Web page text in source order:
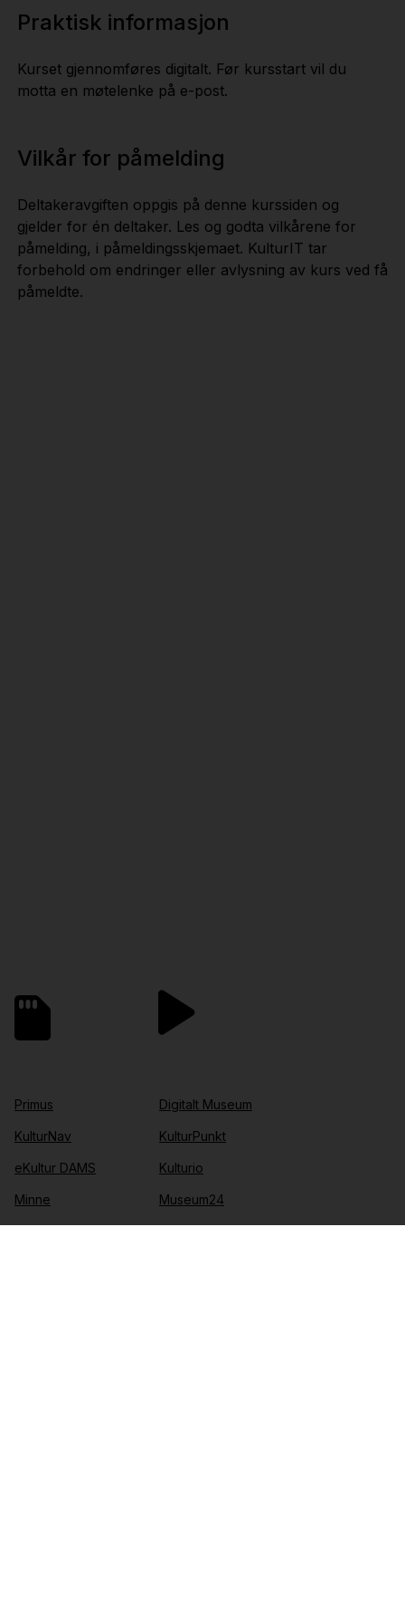
Praktisk informasjon
Kurset gjennomføres digitalt. Før kursstart vil du
motta en møtelenke på e-post.
Vilkår for påmelding
Deltakeravgiften oppgis på denne kurssiden og
gjelder for én deltaker. Les og godta vilkårene for
påmelding, i påmeldingsskjemaet. KulturIT tar
forbehold om endringer eller avlysning av kurs ved få
påmeldte.
Primus
KulturNav
eKultur DAMS
Minne
Digitalt Museum
KulturPunkt
Kulturio
Museum24